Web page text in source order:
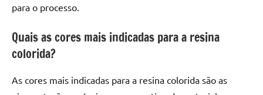
para o processo.
Quais as cores mais indicadas para a resina
colorida?
As cores mais indicadas para a resina colorida são as